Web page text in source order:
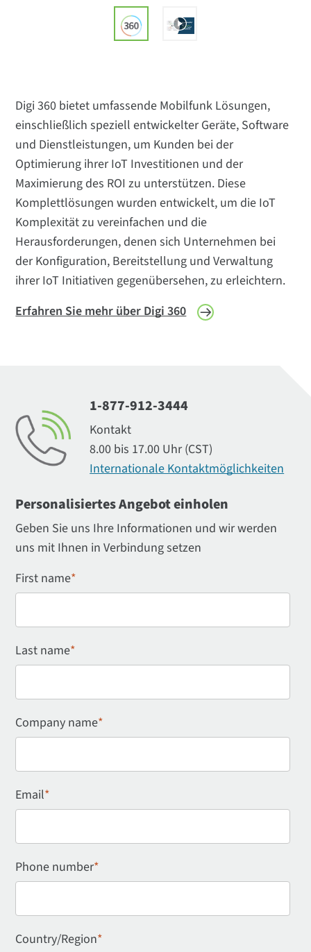
Digi 360 bietet umfassende Mobilfunk Lösungen,
einschließlich speziell entwickelter Geräte, Software
und Dienstleistungen, um Kunden bei der
Optimierung ihrer IoT Investitionen und der
Maximierung des ROI zu unterstützen. Diese
Komplettlösungen wurden entwickelt, um die IoT
Komplexität zu vereinfachen und die
Herausforderungen, denen sich Unternehmen bei
der Konfiguration, Bereitstellung und Verwaltung
ihrer IoT Initiativen gegenübersehen, zu erleichtern.
Erfahren Sie mehr über Digi 360
1-877-912-3444
Kontakt
8.00 bis 17.00 Uhr (CST)
Internationale Kontaktmöglichkeiten
Personalisiertes Angebot einholen
Geben Sie uns Ihre Informationen und wir werden
uns mit Ihnen in Verbindung setzen
First name*
Last name*
Company name*
Email*
Phone number*
Country/Region*